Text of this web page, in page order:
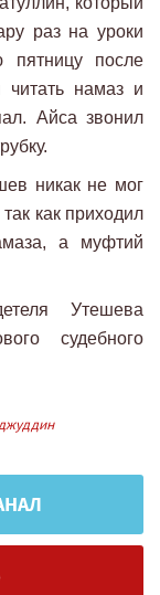
раз на уроки
пятницу после
читать намаз и
Айса звонил
никак не мог
как приходил
а муфтий
Утешева
судебного